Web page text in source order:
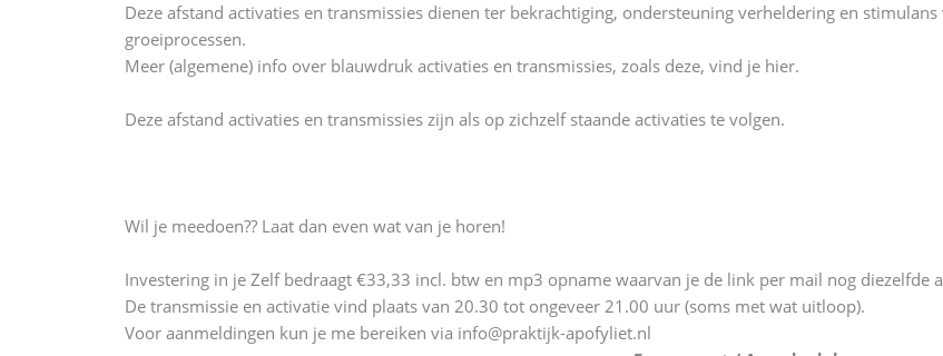
Deze afstand activaties en transmissies dienen ter bekrachtiging, ondersteuning verheldering en
groeiprocessen.
Meer (algemene) info over blauwdruk activaties en transmissies, zoals deze, vind je hier.
Deze afstand activaties en transmissies zijn als op zichzelf staande activaties te volgen.
Wil je meedoen?? Laat dan even wat van je horen!
Investering in je Zelf bedraagt €33,33 incl. btw en mp3 opname waarvan je de link per mail nog diezelfde
De transmissie en activatie vind plaats van 20.30 tot ongeveer 21.00 uur (soms met wat uitloop).
Voor aanmeldingen kun je me bereiken via info@praktijk-apofyliet.nl